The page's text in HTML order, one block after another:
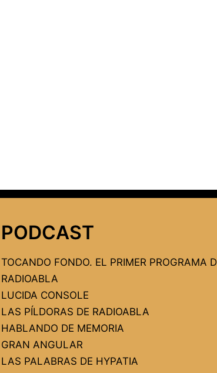
PODCAST
TOCANDO FONDO. EL PRIMER PROGRAMA
RADIOABLA
LUCIDA CONSOLE
LAS PÍLDORAS DE RADIOABLA
HABLANDO DE MEMORIA
GRAN ANGULAR
LAS PALABRAS DE HYPATIA